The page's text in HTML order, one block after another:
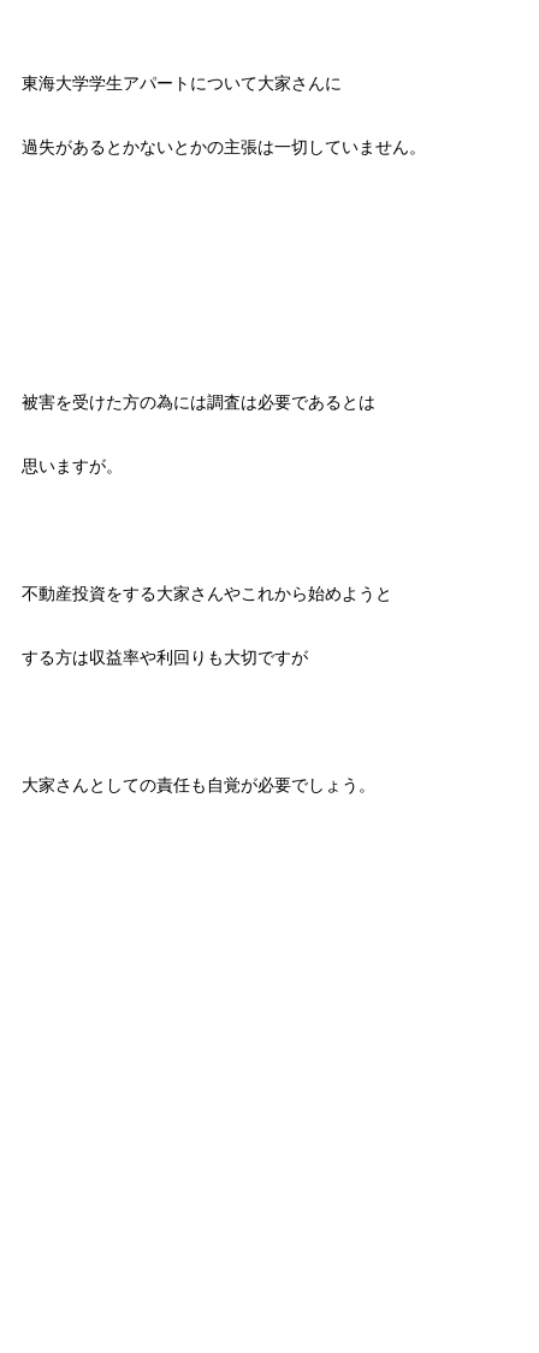
東海大学学生アパートについて大家さんに
過失があるとかないとかの主張は一切していません。
被害を受けた方の為には調査は必要であるとは
思いますが。
不動産投資をする大家さんやこれから始めようと
する方は収益率や利回りも大切ですが
大家さんとしての責任も自覚が必要でしょう。